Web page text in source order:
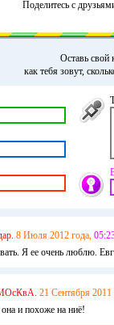
Поделитесь с
Оставь свой
как тебя зовут,
8 Июля 2012 года,
Я ее очень люблю.
21 Сентября 2011
и похоже на ниё!